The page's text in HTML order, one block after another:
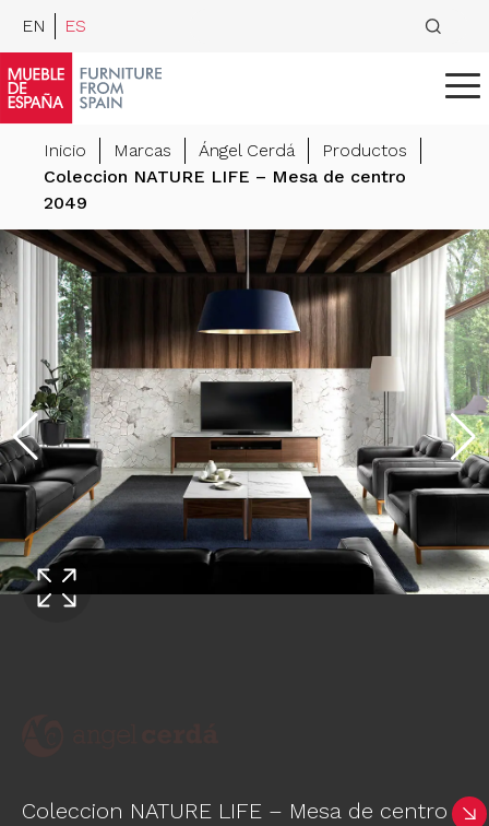
EN ES
Inicio Marcas Ángel Cerdá
Productos
Coleccion NATURE LIFE – Mesa de centro
2049
Coleccion NATURE LIFE – Mesa de centro